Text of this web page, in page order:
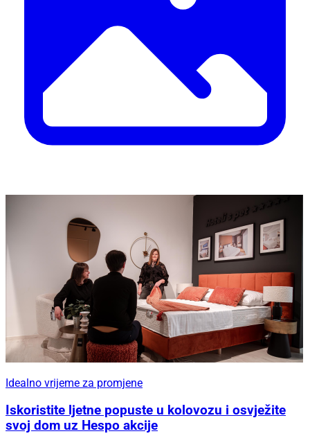
Idealno vrijeme za promjene
Iskoristite ljetne popuste u kolovozu i osvježite
svoj dom uz Hespo akcije